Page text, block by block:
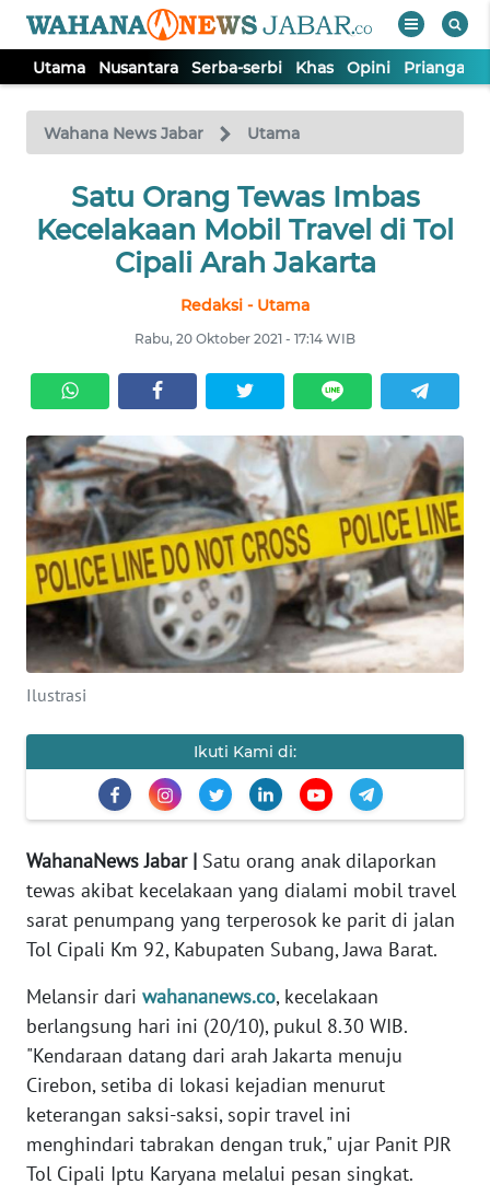
Utama Nusantara Serba-serbi Khas Opini Priangan
Wahana News Jabar Utama
Satu Orang Tewas Imbas
Kecelakaan Mobil Travel di Tol
Cipali Arah Jakarta
Redaksi - Utama
Rabu, 20 Oktober 2021 - 17:14 WIB
Ilustrasi
Ikuti Kami di:
WahanaNews Jabar | Satu orang anak dilaporkan
tewas akibat kecelakaan yang dialami mobil travel
sarat penumpang yang terperosok ke parit di jalan
Tol Cipali Km 92, Kabupaten Subang, Jawa Barat.
Melansir dari wahananews.co, kecelakaan
berlangsung hari ini (20/10), pukul 8.30 WIB.
"Kendaraan datang dari arah Jakarta menuju
Cirebon, setiba di lokasi kejadian menurut
keterangan saksi-saksi, sopir travel ini
menghindari tabrakan dengan truk," ujar Panit PJR
Tol Cipali Iptu Karyana melalui pesan singkat.
TV
Tutup
UTAMA
NUSANTARA
KHAS
OPINI
PRIANGAN
TIMUR
SUKABUMI
PURWAKARTA
Informasi
KONTAK
KAMI
INFO
TENTANG
KAMI
MEDIA
SIBER